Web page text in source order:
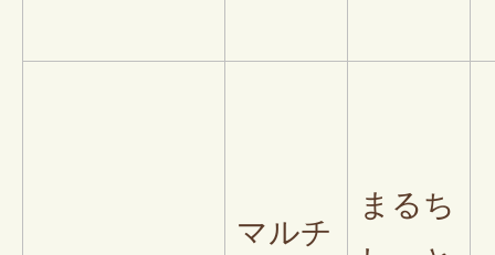
マルチ
まるち